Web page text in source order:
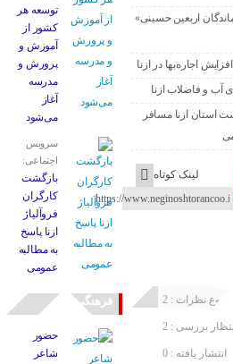
اربعین حسینی»
اجاره‌بها در ازنا
آب و فاضلاب ازنا
ازنا مسافر
لینک کوتاه
نظرات : 2
بررسی : 2
انتشار یافته : 0
توسعه هر
کشور از
آموزش و
پرورش و
مدرسه
آغاز
می‌شود
سرویس
اجتماعی:
بازگشت
کارگران
فروآلیاژ
ازنا پاسخ
به مطالبه
عمومی
فرهنگی
حضور
شاعر